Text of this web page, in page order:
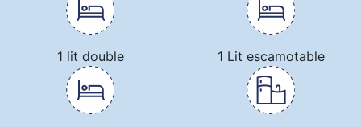
1 lit double 1 Lit escamotable